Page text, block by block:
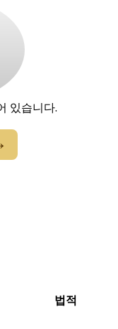
있습니다.
법적